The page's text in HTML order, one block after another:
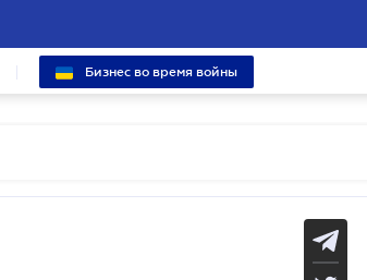
Бизнес во время войны